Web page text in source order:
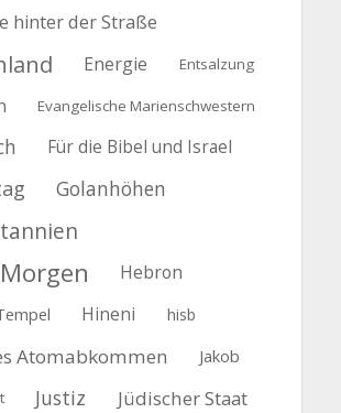
hinter der Straße
Energie Entsalzung
Evangelische Marienschwestern
Für die Bibel und Israel
Golanhöhen
Hebron
Hineni hisb
Atomabkommen Jakob
Justiz Jüdischer Staat